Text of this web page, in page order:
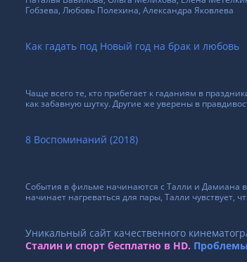
Гобзева, Любовь Полехина, Александра Яковлева
Как гадать под Новый год на брак и любовь
Чаще всего те, кто прибегает к гаданиям в
как забавную шутку. Другие же уверены в
8 Воспоминаний (2018)
События в фильме начинаются с Талли и Дамиана в
начинает нагреваться для пары, Талли чувствует,
Уникальный сайт качественного
Сталин и спорт бесплатно в HD.